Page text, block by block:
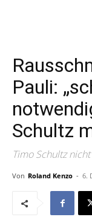
Pauli:
Schultz
Timo Schultz
Von Roland Kenzo - 6.